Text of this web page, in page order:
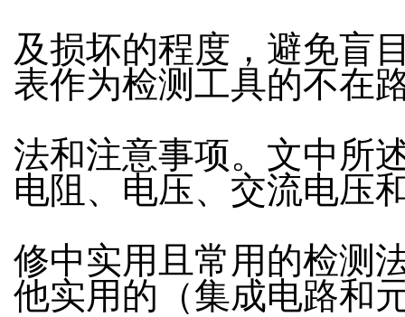
及损坏的程度，避免盲
表作为检测工具的不在
法和注意事项。文中所
电阻、电压、交流电压
修中实用且常用的检测
他实用的（集成电路和